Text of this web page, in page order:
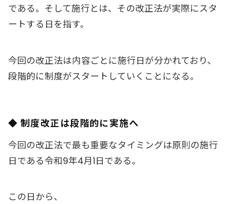
である。そして施行とは、その改正法が実際にスタ
ートする日を指す。
今回の改正法は内容ごとに施行日が分かれており、
段階的に制度がスタートしていくことになる。
◆ 制度改正は段階的に実施へ
今回の改正法で最も重要なタイミングは原則の施行
日である令和9年4月1日である。
この日から、